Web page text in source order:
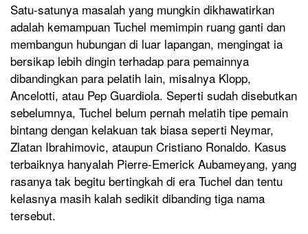
Satu-satunya masalah yang mungkin dikhawatirkan
adalah kemampuan Tuchel memimpin ruang ganti dan
membangun hubungan di luar lapangan, mengingat ia
bersikap lebih dingin terhadap para pemainnya
dibandingkan para pelatih lain, misalnya Klopp,
Ancelotti, atau Pep Guardiola. Seperti sudah disebutkan
sebelumnya, Tuchel belum pernah melatih tipe pemain
bintang dengan kelakuan tak biasa seperti Neymar,
Zlatan Ibrahimovic, ataupun Cristiano Ronaldo. Kasus
terbaiknya hanyalah Pierre-Emerick Aubameyang, yang
rasanya tak begitu bertingkah di era Tuchel dan tentu
kelasnya masih kalah sedikit dibanding tiga nama
tersebut.